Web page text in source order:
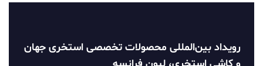
رویداد بین‌المللی محصولات تخصصی استخری جهان